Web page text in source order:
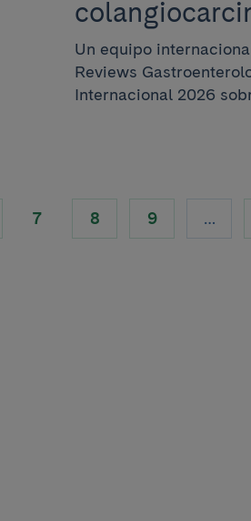
Un equipo
Reviews
Internacional 2026
7 8 9 …